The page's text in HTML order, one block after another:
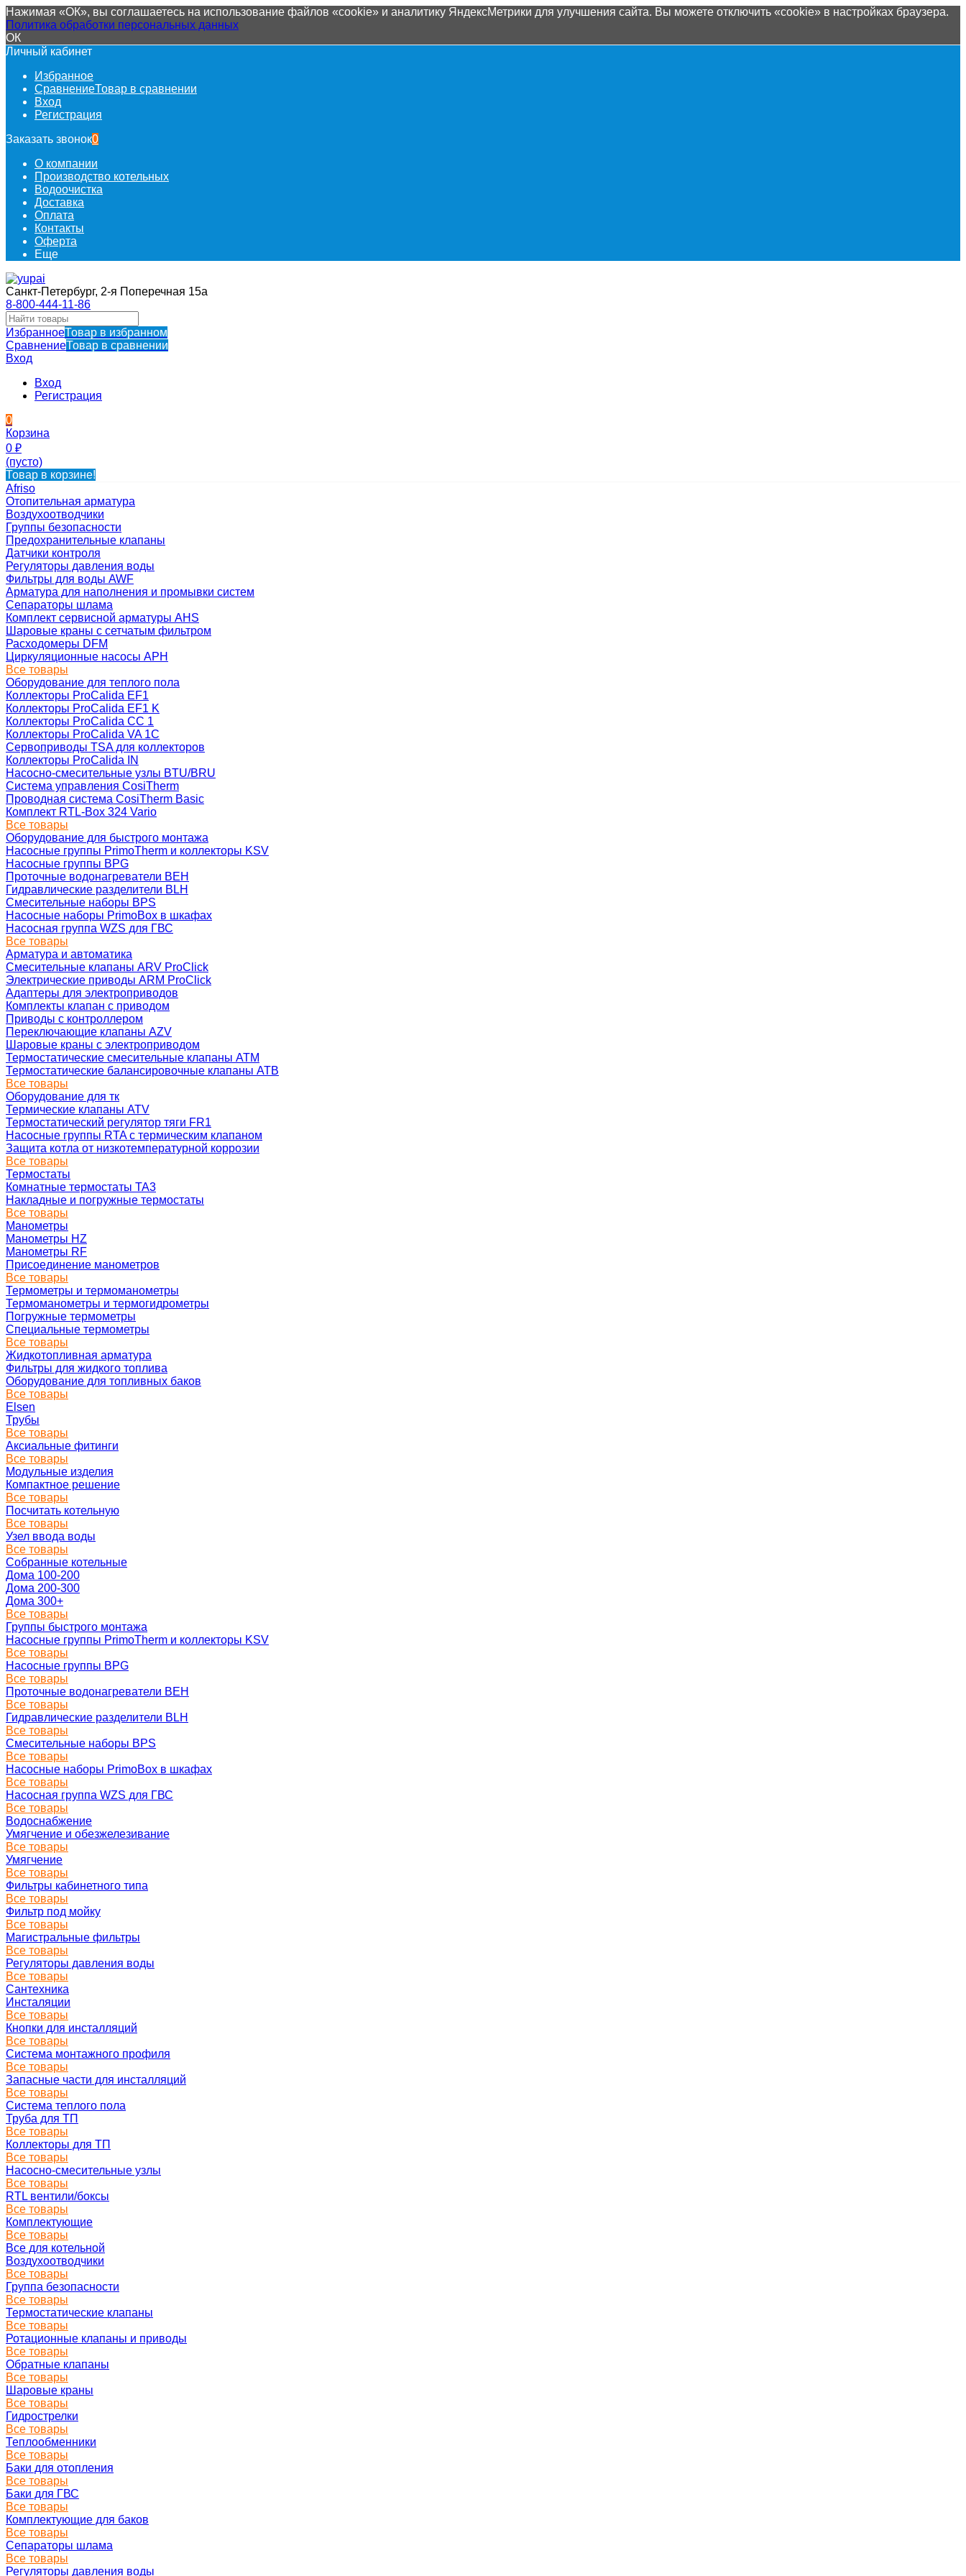
Нажимая «ОК», вы соглашаетесь на использование файлов «cookie» и аналитику ЯндексМетрики для улучшения сайта. Вы можете отключить «cookie» в настройках браузера.
Политика обработки персональных данных
ОК
Личный кабинет
Избранное
СравнениеТовар в сравнении
Вход
Регистрация
Заказать звонок0
О компании
Производство котельных
Водоочистка
Доставка
Оплата
Контакты
Оферта
Еще
Санкт-Петербург, 2-я Поперечная 15а
8-800-444-11-86
ИзбранноеТовар в избранном
СравнениеТовар в сравнении
Вход
Вход
Регистрация
0
Корзина
0 ₽
(пусто)
Товар в корзине!
Afriso
Отопительная арматура
Воздухоотводчики
Группы безопасности
Предохранительные клапаны
Датчики контроля
Регуляторы давления воды
Фильтры для воды AWF
Арматура для наполнения и промывки систем
Сепараторы шлама
Комплект сервисной арматуры AHS
Шаровые краны с сетчатым фильтром
Расходомеры DFM
Циркуляционные насосы APH
Все товары
Оборудование для теплого пола
Коллекторы ProCalida EF1
Коллекторы ProCalida EF1 K
Коллекторы ProCalida CC 1
Коллекторы ProCalida VA 1C
Сервоприводы TSA для коллекторов
Коллекторы ProCalida IN
Насосно-смесительные узлы BTU/BRU
Система управления CosiTherm
Проводная система CosiTherm Basic
Комплект RTL‑Box 324 Vario
Все товары
Оборудование для быстрого монтажа
Насосные группы PrimoTherm и коллекторы KSV
Насосные группы BPG
Проточные водонагреватели BEH
Гидравлические разделители BLH
Смесительные наборы BPS
Насосные наборы PrimoBox в шкафах
Насосная группа WZS для ГВС
Все товары
Арматура и автоматика
Смесительные клапаны ARV ProClick
Электрические приводы ARM ProClick
Адаптеры для электроприводов
Комплекты клапан с приводом
Приводы с контроллером
Переключающие клапаны AZV
Шаровые краны с электроприводом
Термостатические смесительные клапаны ATM
Термостатические балансировочные клапаны ATB
Все товары
Оборудование для тк
Термические клапаны ATV
Термостатический регулятор тяги FR1
Насосные группы RTA с термическим клапаном
Защита котла от низкотемпературной коррозии
Все товары
Термостаты
Комнатные термостаты TA3
Накладные и погружные термостаты
Все товары
Манометры
Манометры HZ
Манометры RF
Присоединение манометров
Все товары
Термометры и термоманометры
Термоманометры и термогидрометры
Погружные термометры
Специальные термометры
Все товары
Жидкотопливная арматура
Фильтры для жидкого топлива
Оборудование для топливных баков
Все товары
Elsen
Трубы
Все товары
Аксиальные фитинги
Все товары
Модульные изделия
Компактное решение
Все товары
Посчитать котельную
Все товары
Узел ввода воды
Все товары
Собранные котельные
Дома 100-200
Дома 200-300
Дома 300+
Все товары
Группы быстрого монтажа
Насосные группы PrimoTherm и коллекторы KSV
Все товары
Насосные группы BPG
Все товары
Проточные водонагреватели BEH
Все товары
Гидравлические разделители BLH
Все товары
Смесительные наборы BPS
Все товары
Насосные наборы PrimoBox в шкафах
Все товары
Насосная группа WZS для ГВС
Все товары
Водоснабжение
Умягчение и обезжелезивание
Все товары
Умягчение
Все товары
Фильтры кабинетного типа
Все товары
Фильтр под мойку
Все товары
Магистральные фильтры
Все товары
Регуляторы давления воды
Все товары
Сантехника
Инсталяции
Все товары
Кнопки для инсталляций
Все товары
Система монтажного профиля
Все товары
Запасные части для инсталляций
Все товары
Система теплого пола
Труба для ТП
Все товары
Коллекторы для ТП
Все товары
Насосно-смесительные узлы
Все товары
RTL вентили/боксы
Все товары
Комплектующие
Все товары
Все для котельной
Воздухоотводчики
Все товары
Группа безопасности
Все товары
Термостатические клапаны
Все товары
Ротационные клапаны и приводы
Все товары
Обратные клапаны
Все товары
Шаровые краны
Все товары
Гидрострелки
Все товары
Теплообменники
Все товары
Баки для отопления
Все товары
Баки для ГВС
Все товары
Комплектующие для баков
Все товары
Сепараторы шлама
Все товары
Регуляторы давления воды